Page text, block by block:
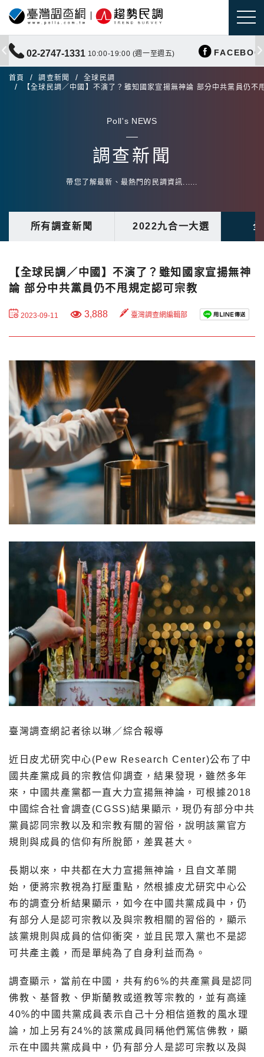
02-2747-1331 10:00-19:00 (週一至週五)
首頁 調查新聞
全球民調
【全球民調／中國】不演了？雖知國家宣揚無神論 部分中共黨員仍不
Poll's NEWS
調查新聞
帶您了解最新、最熱門的民調資訊......
所有調查新聞 2022九合一大選
【全球民調／中國】不演了？雖知國家宣揚無神
論 部分中共黨員仍不甩規定認可宗教
2023-09-11 3,888 臺灣調查網編輯部
臺灣調查網記者徐以琳／綜合報導
近日皮尤研究中心(Pew Research Center)公布了中
國共產黨成員的宗教信仰調查，結果發現，雖然多年
來，中國共產黨都一直大力宣揚無神論，可根據2018
中國綜合社會調查(CGSS)結果顯示，現仍有部分中共
黨員認同宗教以及和宗教有關的習俗，說明該黨官方
規則與成員的信仰有所脫節，差異甚大。
長期以來，中共都在大力宣揚無神論，且自文革開
始，便將宗教視為打壓重點，然根據皮尤研究中心公
布的調查分析結果顯示，如今在中國共黨成員中，仍
有部分人是認可宗教以及與宗教相關的習俗的，顯示
該黨規則與成員的信仰衝突，並且民眾入黨也不是認
可共產主義，而是單純為了自身利益而為。
調查顯示，當前在中國，共有約6%的共產黨員是認同
佛教、基督教、伊斯蘭教或道教等宗教的，並有高達
40%的中國共黨成員表示自己十分相信道教的風水理
論，加上另有24%的該黨成員同稱他們篤信佛教，顯
示在中國共黨成員中，仍有部分人是認可宗教以及與